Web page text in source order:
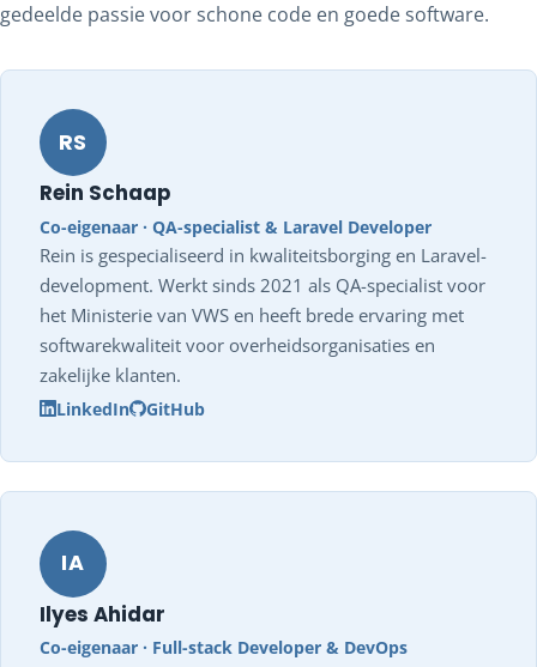
gedeelde passie voor schone code en goede software.
RS
Rein Schaap
Co-eigenaar · QA-specialist & Laravel Developer
Rein is gespecialiseerd in kwaliteitsborging en Laravel-
development. Werkt sinds 2021 als QA-specialist voor
het Ministerie van VWS en heeft brede ervaring met
softwarekwaliteit voor overheidsorganisaties en
zakelijke klanten.
LinkedIn GitHub
IA
Ilyes Ahidar
Co-eigenaar · Full-stack Developer & DevOps